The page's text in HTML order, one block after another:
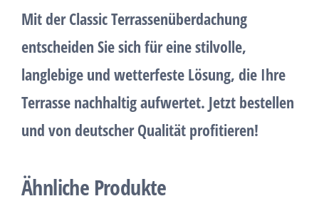
Mit derClassic Terrassenüberdachung
entscheiden Sie sich für eine stilvolle,
langlebige und wetterfeste Lösung, die Ihre
Terrasse nachhaltig aufwertet. Jetzt bestellen
und von deutscher Qualität profitieren!
Ähnliche Produkte